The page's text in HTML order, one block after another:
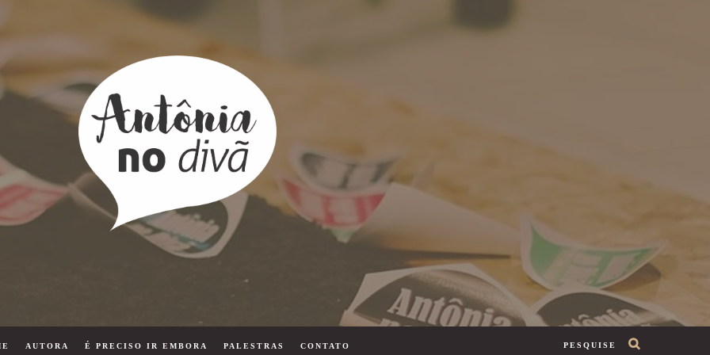
PESQUISE
AUTORA É PRECISO IR EMBORA PALESTRAS CONTATO